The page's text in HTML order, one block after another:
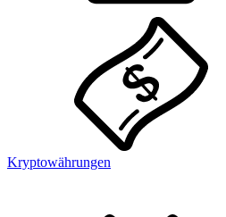
Kryptowährungen